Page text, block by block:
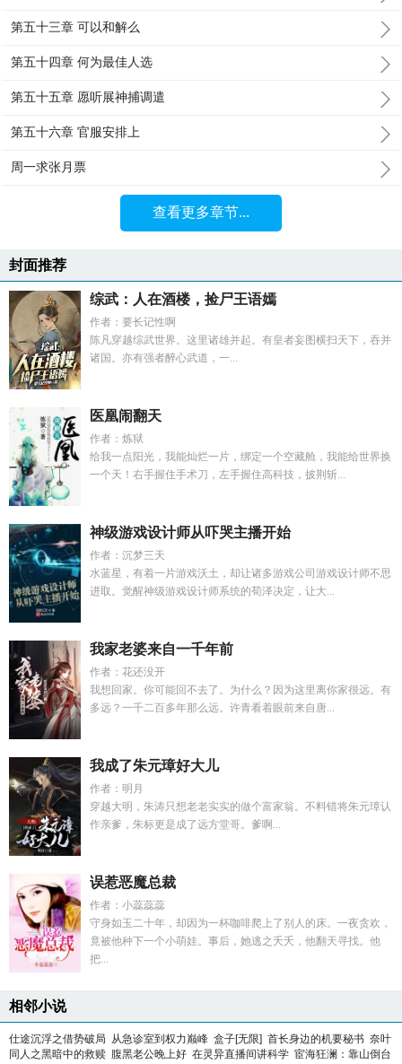
第五十三章 可以和解么
第五十四章 何为最佳人选
第五十五章 愿听展神捕调遣
第五十六章 官服安排上
周一求张月票
查看更多章节...
封面推荐
综武：人在酒楼，捡尸王语嫣
作者：要长记性啊
陈凡穿越综武世界。这里诸雄并起。有皇者妄图横扫天下，吞并
诸国。亦有强者醉心武道，一...
医凰闹翻天
作者：炼狱
给我一点阳光，我能灿烂一片，绑定一个空藏舱，我能给世界换
一个天！右手握住手术刀，左手握住高科技，披荆斩...
神级游戏设计师从吓哭主播开始
作者：沉梦三天
水蓝星，有着一片游戏沃土，却让诸多游戏公司游戏设计师不思
进取。觉醒神级游戏设计师系统的荀泽决定，让大...
我家老婆来自一千年前
作者：花还没开
我想回家。你可能回不去了。为什么？因为这里离你家很远。有
多远？一千二百多年那么远。许青看着眼前来自唐...
我成了朱元璋好大儿
作者：明月
穿越大明，朱涛只想老老实实的做个富家翁。不料错将朱元璋认
作亲爹，朱标更是成了远方堂哥。爹啊...
误惹恶魔总裁
作者：小蕊蕊蕊
守身如玉二十年，却因为一杯咖啡爬上了别人的床。一夜贪欢，
竟被他种下一个小萌娃。事后，她逃之夭夭，他翻天寻找。他
把...
相邻小说
仕途沉浮之借势破局 从急诊室到权力巅峰 盒子[无限] 首长身边的机要秘书 奈叶
同人之黑暗中的救赎 腹黑老公晚上好 在灵异直播间讲科学 宦海狂澜：靠山倒台